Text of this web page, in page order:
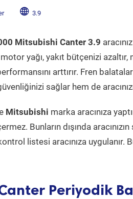
3.9
Mitsubishi Canter 3.9
yağı, yakıt bütçenizi
arttırır. Fren
sağlar hem de
Mitsubishi marka aracınıza
Bunların dışında
listesi aracınıza uygulanır.
Periyodik